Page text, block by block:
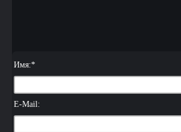
Имя:*
E-Mail: